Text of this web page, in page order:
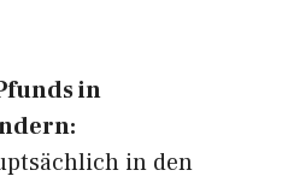
in
in den